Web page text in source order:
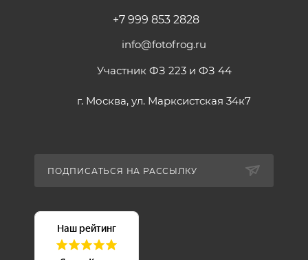
+7 999 853 2828
info@fotofrog.ru
Участник ФЗ 223 и ФЗ 44
г. Москва, ул. Марксистская 34к7
ПОДПИСАТЬСЯ НА РАССЫЛКУ